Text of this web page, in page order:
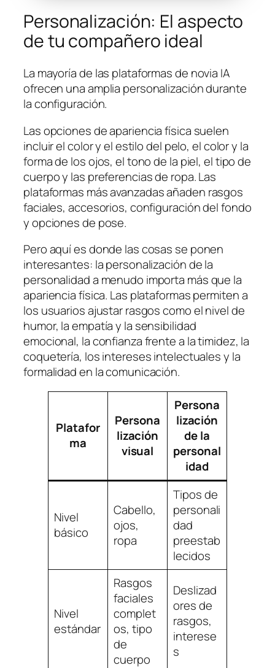
Personalización: El aspecto
de tu compañero ideal
La mayoría de las plataformas de novia IA
ofrecen una amplia personalización durante
la configuración.
Las opciones de apariencia física suelen
incluir el color y el estilo del pelo, el color y la
forma de los ojos, el tono de la piel, el tipo de
cuerpo y las preferencias de ropa. Las
plataformas más avanzadas añaden rasgos
faciales, accesorios, configuración del fondo
y opciones de pose.
Pero aquí es donde las cosas se ponen
interesantes: la personalización de la
personalidad a menudo importa más que la
apariencia física. Las plataformas permiten a
los usuarios ajustar rasgos como el nivel de
humor, la empatía y la sensibilidad
emocional, la confianza frente a la timidez, la
coquetería, los intereses intelectuales y la
formalidad en la comunicación.
Platafor
ma
Persona
lización
visual
Persona
lización
de la
personal
idad
Nivel
básico
Cabello,
ojos,
ropa
Tipos de
personali
dad
preestab
lecidos
Nivel
estándar
Rasgos
faciales
complet
os, tipo
de
cuerpo
Deslizad
ores de
rasgos,
interese
s